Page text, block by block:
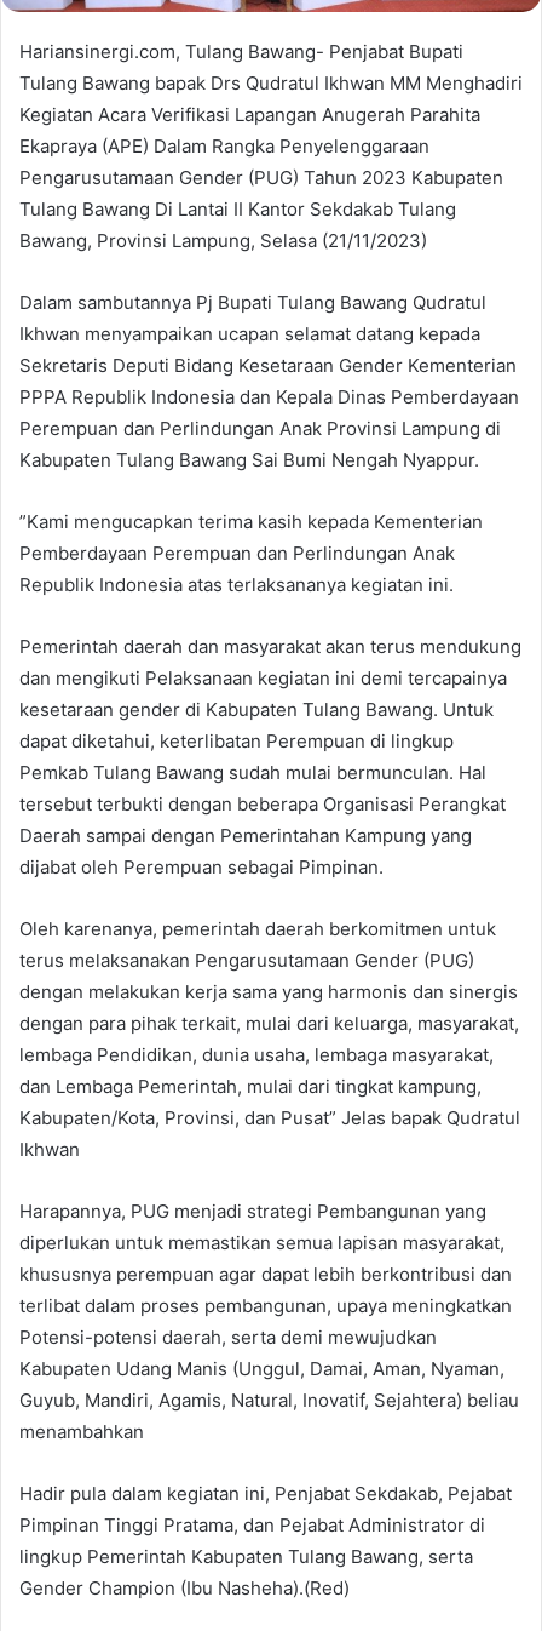
Hariansinergi.com, Tulang Bawang- Penjabat Bupati
Tulang Bawang bapak Drs Qudratul Ikhwan MM Menghadiri
Kegiatan Acara Verifikasi Lapangan Anugerah Parahita
Ekapraya (APE) Dalam Rangka Penyelenggaraan
Pengarusutamaan Gender (PUG) Tahun 2023 Kabupaten
Tulang Bawang Di Lantai II Kantor Sekdakab Tulang
Bawang, Provinsi Lampung, Selasa (21/11/2023)
Dalam sambutannya Pj Bupati Tulang Bawang Qudratul
Ikhwan menyampaikan ucapan selamat datang kepada
Sekretaris Deputi Bidang Kesetaraan Gender Kementerian
PPPA Republik Indonesia dan Kepala Dinas Pemberdayaan
Perempuan dan Perlindungan Anak Provinsi Lampung di
Kabupaten Tulang Bawang Sai Bumi Nengah Nyappur.
”Kami mengucapkan terima kasih kepada Kementerian
Pemberdayaan Perempuan dan Perlindungan Anak
Republik Indonesia atas terlaksananya kegiatan ini.
Pemerintah daerah dan masyarakat akan terus mendukung
dan mengikuti Pelaksanaan kegiatan ini demi tercapainya
kesetaraan gender di Kabupaten Tulang Bawang. Untuk
dapat diketahui, keterlibatan Perempuan di lingkup
Pemkab Tulang Bawang sudah mulai bermunculan. Hal
tersebut terbukti dengan beberapa Organisasi Perangkat
Daerah sampai dengan Pemerintahan Kampung yang
dijabat oleh Perempuan sebagai Pimpinan.
Oleh karenanya, pemerintah daerah berkomitmen untuk
terus melaksanakan Pengarusutamaan Gender (PUG)
dengan melakukan kerja sama yang harmonis dan sinergis
dengan para pihak terkait, mulai dari keluarga, masyarakat,
lembaga Pendidikan, dunia usaha, lembaga masyarakat,
dan Lembaga Pemerintah, mulai dari tingkat kampung,
Kabupaten/Kota, Provinsi, dan Pusat” Jelas bapak Qudratul
Ikhwan
Harapannya, PUG menjadi strategi Pembangunan yang
diperlukan untuk memastikan semua lapisan masyarakat,
khususnya perempuan agar dapat lebih berkontribusi dan
terlibat dalam proses pembangunan, upaya meningkatkan
Potensi-potensi daerah, serta demi mewujudkan
Kabupaten Udang Manis (Unggul, Damai, Aman, Nyaman,
Guyub, Mandiri, Agamis, Natural, Inovatif, Sejahtera) beliau
menambahkan
Hadir pula dalam kegiatan ini, Penjabat Sekdakab, Pejabat
Pimpinan Tinggi Pratama, dan Pejabat Administrator di
lingkup Pemerintah Kabupaten Tulang Bawang, serta
Gender Champion (Ibu Nasheha).(Red)